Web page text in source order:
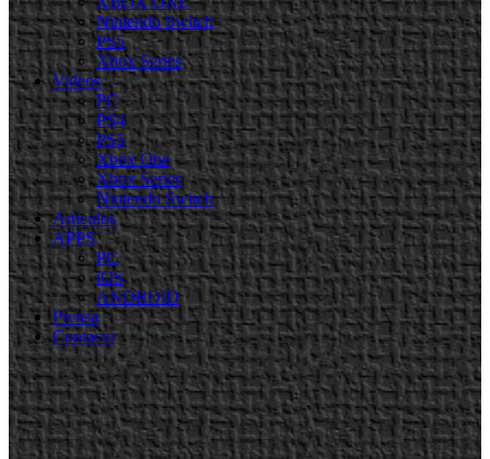
Nintendo Switch
PS5
Xbox Series
Videos
PC
PS4
PS5
Xbox One
Xbox Series
Nintendo Switch
Artículos
APPS
PC
iOS
ANDROID
Prensa
Contacto